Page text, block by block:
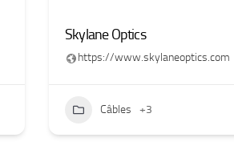
Skylane Optics
https://www.skylaneoptics.com
Câbles +3